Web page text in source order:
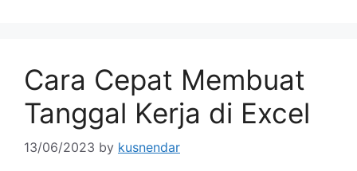
Cara Cepat Membuat
Tanggal Kerja di Excel
13/06/2023 by kusnendar